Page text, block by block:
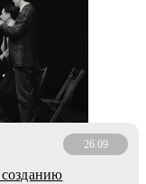
26.09